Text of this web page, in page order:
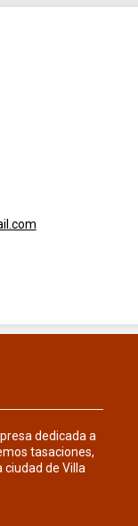
dedicada a
tasaciones,
ciudad de Villa